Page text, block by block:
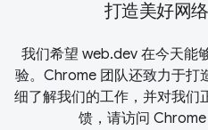
打造美好网
我们希望 web.dev 在今天能
验。Chrome 团队还致力于打
细了解我们的工作，并对我们
馈，请访问